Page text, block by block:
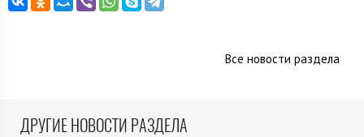
Все новости раздела
ДРУГИЕ НОВОСТИ РАЗДЕЛА